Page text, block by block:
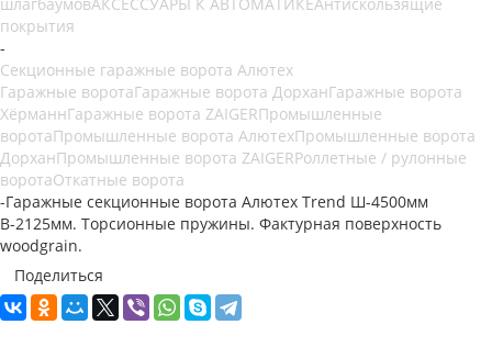
покрытия
-
Секционные гаражные ворота Алютех
Гаражные воротаГаражные ворота ДорханГаражные ворота
ХёрманнГаражные ворота ZAIGERПромышленные
воротаПромышленные ворота АлютехПромышленные ворота
ДорханПромышленные ворота ZAIGERРоллетные / рулонные
воротаОткатные ворота
-Гаражные секционные ворота Алютех Trend Ш-4500мм
В-2125мм. Торсионные пружины. Фактурная поверхность
woodgrain.
Поделиться